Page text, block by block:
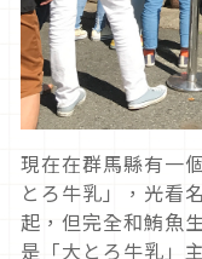
現在在群馬縣有一
とろ牛乳」，光看
起，但完全和鮪魚
是「大とろ牛乳」